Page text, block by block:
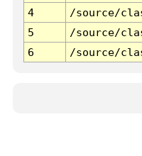
4
/source/
5
/source/
6
/source/